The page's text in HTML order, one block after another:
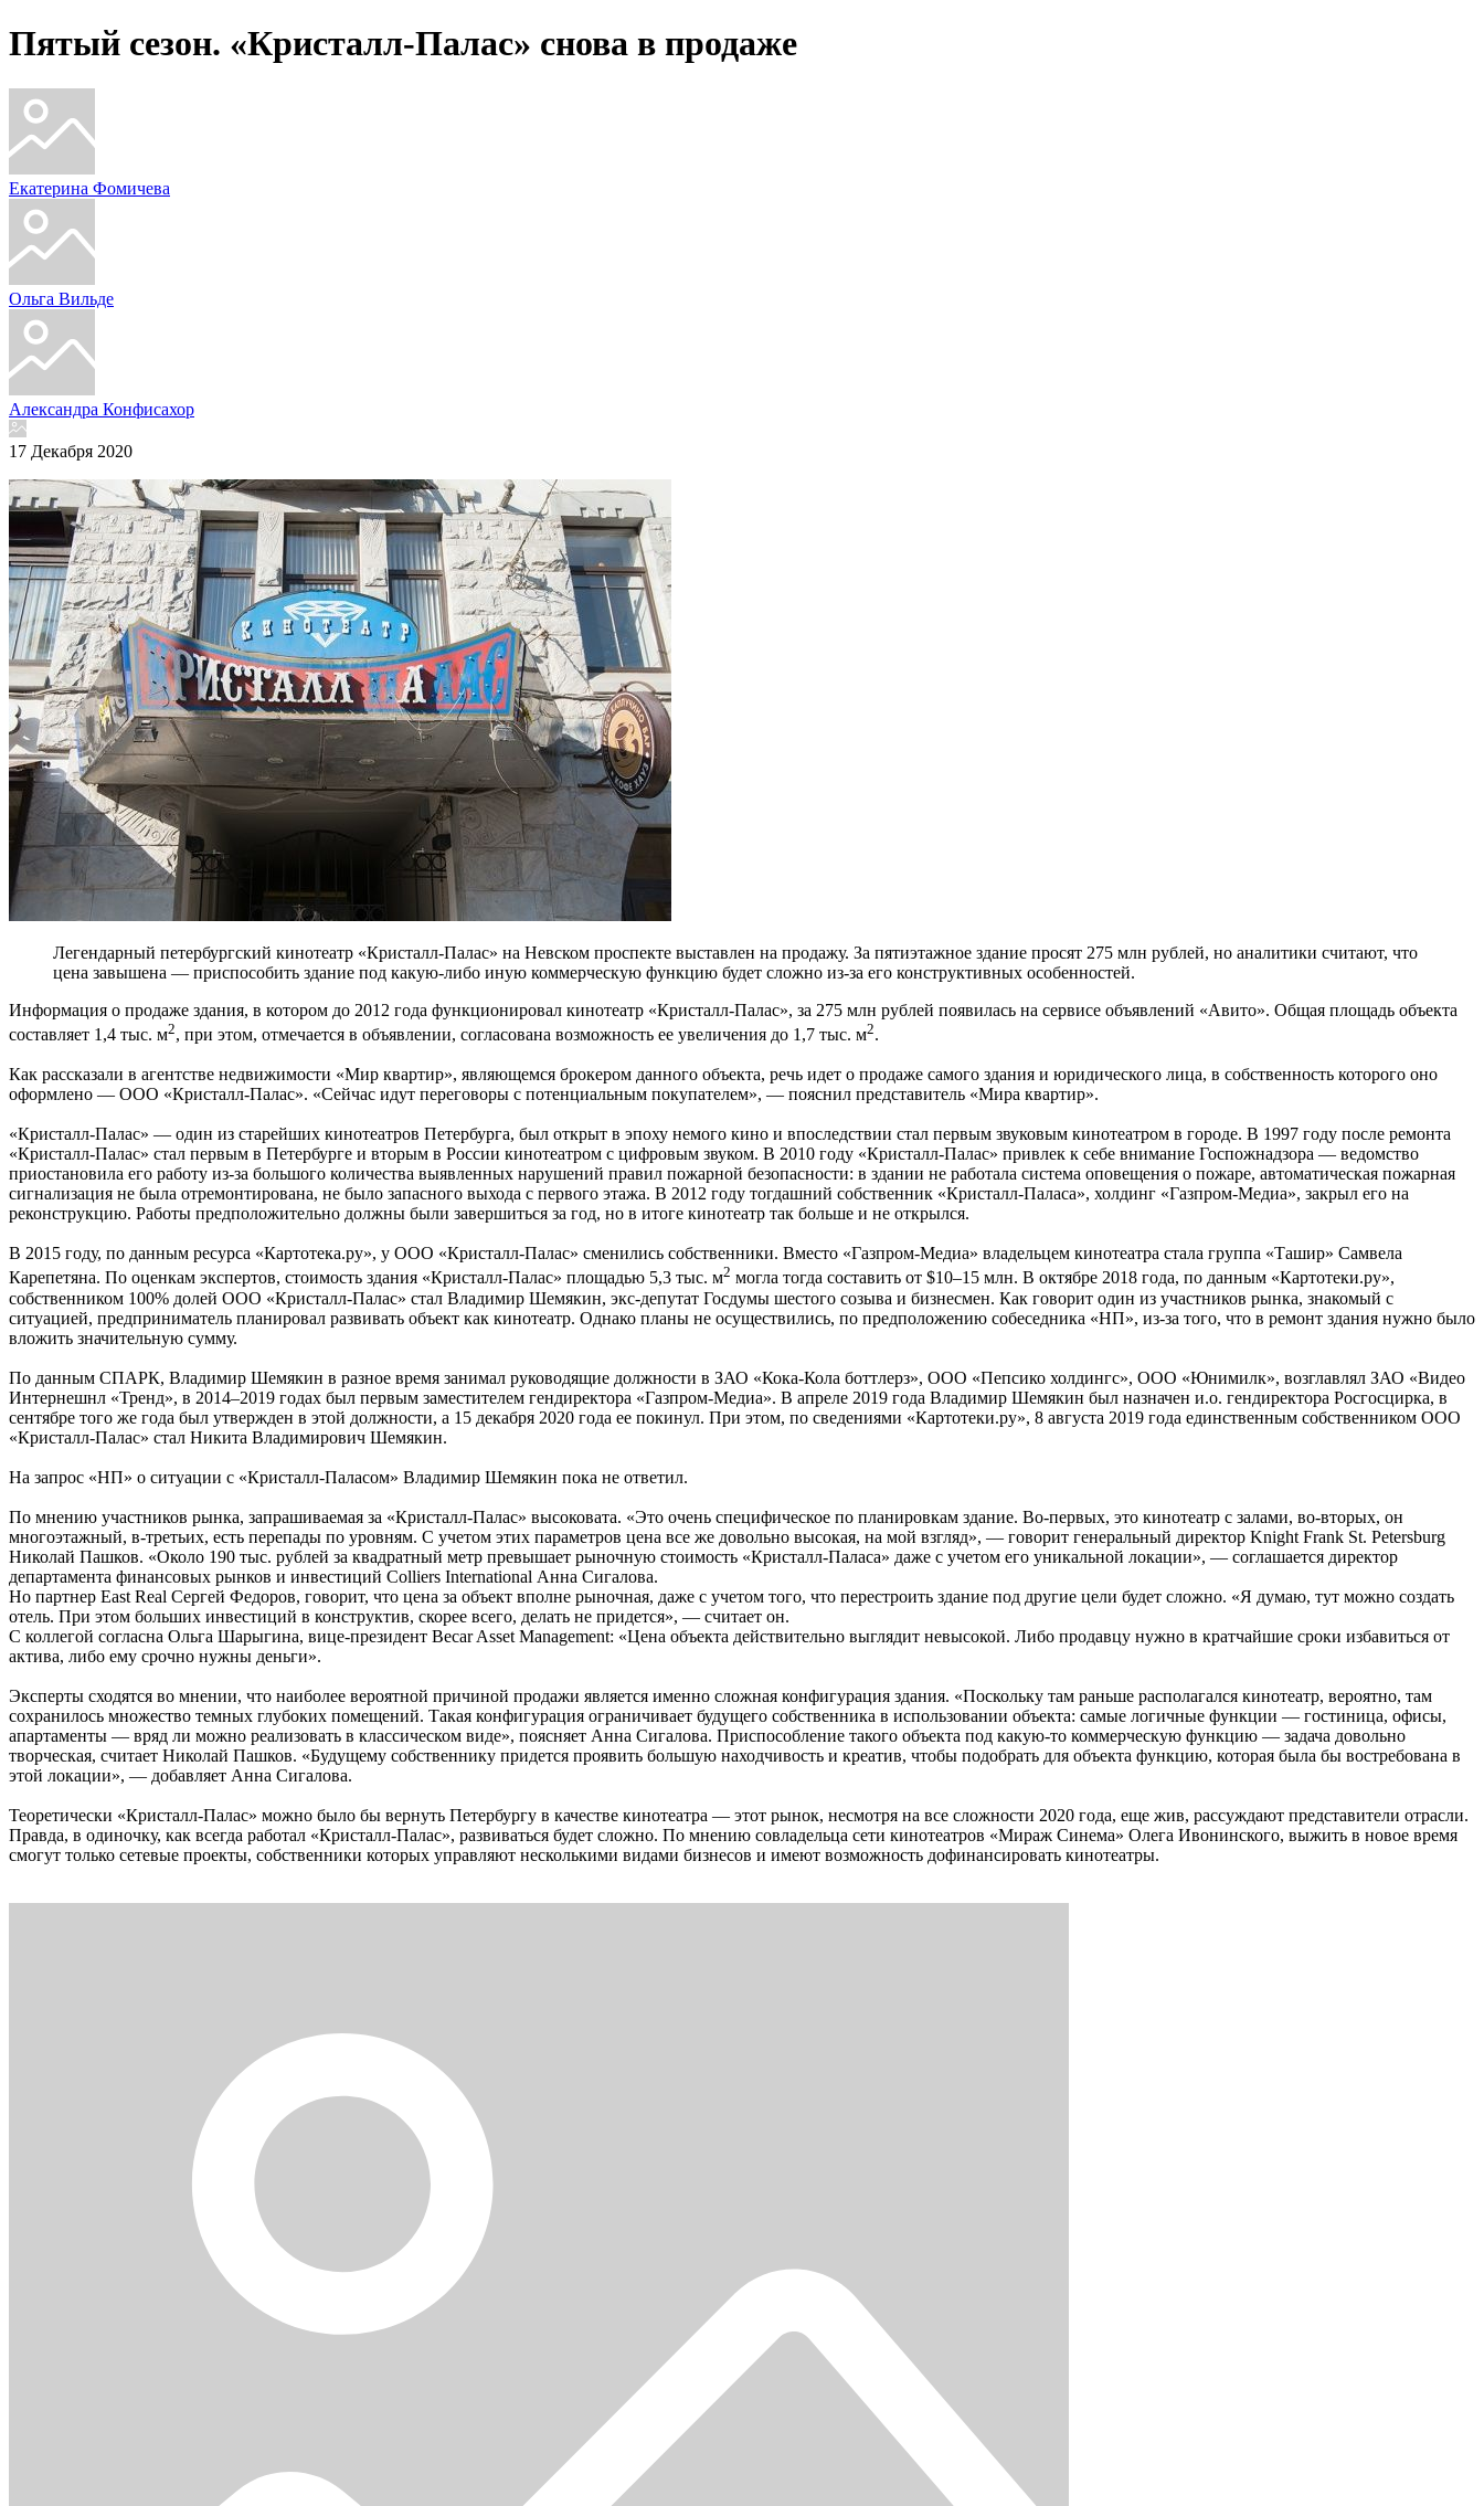
Пятый сезон. «Кристалл-Палас» снова в продаже
Екатерина Фомичева
Ольга Вильде
Александра Конфисахор
17 Декабря 2020
Легендарный петербургский кинотеатр «Кристалл-Палас» на Невском проспекте выставлен на продажу. За пятиэтажное здание просят 275 млн рублей, но аналитики считают, что
цена завышена — приспособить здание под какую-либо иную коммерческую функцию будет сложно из-за его конструктивных особенностей.
Информация о продаже здания, в котором до 2012 года функционировал кинотеатр «Кристалл-Палас», за 275 млн рублей появилась на сервисе объявлений «Авито». Общая площадь объекта
составляет 1,4 тыс. м2, при этом, отмечается в объявлении, согласована возможность ее увеличения до 1,7 тыс. м2.
Как рассказали в агентстве недвижимости «Мир квартир», являющемся брокером данного объекта, речь идет о продаже самого здания и юридического лица, в собственность которого оно
оформлено — ООО «Кристалл-Палас». «Сейчас идут переговоры с потенциальным покупателем», — пояснил представитель «Мира квартир».
«Кристалл-Палас» — один из старейших кинотеатров Петербурга, был открыт в эпоху немого кино и впоследствии стал первым звуковым кинотеатром в городе. В 1997 году после ремонта
«Кристалл-Палас» стал первым в Петербурге и вторым в России кинотеатром с цифровым звуком. В 2010 году «Кристалл-Палас» привлек к себе внимание Госпожнадзора — ведомство
приостановила его работу из-за большого количества выявленных нарушений правил пожарной безопасности: в здании не работала система оповещения о пожаре, автоматическая пожарная
сигнализация не была отремонтирована, не было запасного выхода с первого этажа. В 2012 году тогдашний собственник «Кристалл-Паласа», холдинг «Газпром-Медиа», закрыл его на
реконструкцию. Работы предположительно должны были завершиться за год, но в итоге кинотеатр так больше и не открылся.
В 2015 году, по данным ресурса «Картотека.ру», у ООО «Кристалл-Палас» сменились собственники. Вместо «Газпром-Медиа» владельцем кинотеатра стала группа «Ташир» Самвела
Карепетяна. По оценкам экспертов, стоимость здания «Кристалл-Палас» площадью 5,3 тыс. м2 могла тогда составить от $10–15 млн. В октябре 2018 года, по данным «Картотеки.ру»,
собственником 100% долей ООО «Кристалл-Палас» стал Владимир Шемякин, экс-депутат Госдумы шестого созыва и бизнесмен. Как говорит один из участников рынка, знакомый с
ситуацией, предприниматель планировал развивать объект как кинотеатр. Однако планы не осуществились, по предположению собеседника «НП», из-за того, что в ремонт здания нужно было
вложить значительную сумму.
По данным СПАРК, Владимир Шемякин в разное время занимал руководящие должности в ЗАО «Кока-Кола боттлерз», OOO «Пепсико холдингс», ООО «Юнимилк», возглавлял ЗАО «Видео
Интернешнл «Тренд», в 2014–2019 годах был первым заместителем гендиректора «Газпром-Медиа». В апреле 2019 года Владимир Шемякин был назначен и.о. гендиректора Росгосцирка, в
сентябре того же года был утвержден в этой должности, а 15 декабря 2020 года ее покинул. При этом, по сведениями «Картотеки.ру», 8 августа 2019 года единственным собственником ООО
«Кристалл-Палас» стал Никита Владимирович Шемякин.
На запрос «НП» о ситуации с «Кристалл-Паласом» Владимир Шемякин пока не ответил.
По мнению участников рынка, запрашиваемая за «Кристалл-Палас» высоковата. «Это очень специфическое по планировкам здание. Во-первых, это кинотеатр с залами, во-вторых, он
многоэтажный, в-третьих, есть перепады по уровням. С учетом этих параметров цена все же довольно высокая, на мой взгляд», — говорит генеральный директор Knight Frank St. Petersburg
Николай Пашков. «Около 190 тыс. рублей за квадратный метр превышает рыночную стоимость «Кристалл-Паласа» даже с учетом его уникальной локации», — соглашается директор
департамента финансовых рынков и инвестиций Colliers International Анна Сигалова.
Но партнер East Real Сергей Федоров, говорит, что цена за объект вполне рыночная, даже с учетом того, что перестроить здание под другие цели будет сложно. «Я думаю, тут можно создать
отель. При этом больших инвестиций в конструктив, скорее всего, делать не придется», — считает он.
С коллегой согласна Ольга Шарыгина, вице-президент Becar Asset Management: «Цена объекта действительно выглядит невысокой. Либо продавцу нужно в кратчайшие сроки избавиться от
актива, либо ему срочно нужны деньги».
Эксперты сходятся во мнении, что наиболее вероятной причиной продажи является именно сложная конфигурация здания. «Поскольку там раньше располагался кинотеатр, вероятно, там
сохранилось множество темных глубоких помещений. Такая конфигурация ограничивает будущего собственника в использовании объекта: самые логичные функции — гостиница, офисы,
апартаменты — вряд ли можно реализовать в классическом виде», поясняет Анна Сигалова. Приспособление такого объекта под какую-то коммерческую функцию — задача довольно
творческая, считает Николай Пашков. «Будущему собственнику придется проявить большую находчивость и креатив, чтобы подобрать для объекта функцию, которая была бы востребована в
этой локации», — добавляет Анна Сигалова.
Теоретически «Кристалл-Палас» можно было бы вернуть Петербургу в качестве кинотеатра — этот рынок, несмотря на все сложности 2020 года, еще жив, рассуждают представители отрасли.
Правда, в одиночку, как всегда работал «Кристалл-Палас», развиваться будет сложно. По мнению совладельца сети кинотеатров «Мираж Синема» Олега Ивонинского, выжить в новое время
смогут только сетевые проекты, собственники которых управляют несколькими видами бизнесов и имеют возможность дофинансировать кинотеатры.